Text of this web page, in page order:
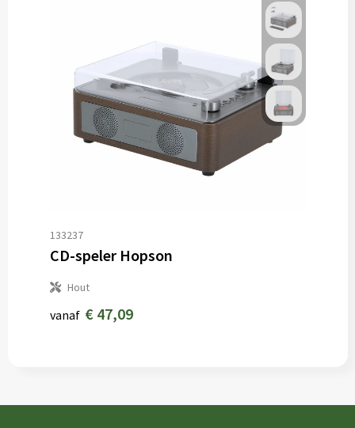
133237
CD-speler Hopson
Hout
vanaf € 47,09